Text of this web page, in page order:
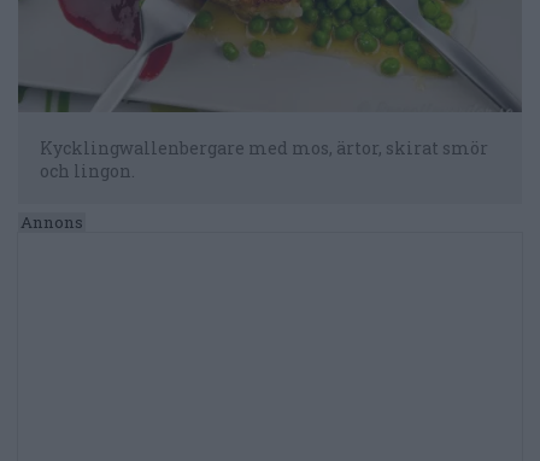
Kycklingwallenbergare med mos, ärtor, skirat smör
och lingon.